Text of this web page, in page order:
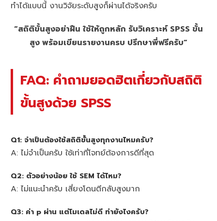
ทำได้แบบนี้ งานวิจัยระดับสูงก็ผ่านได้จริงครับ
“สถิติขั้นสูงอย่าฝืน ใช้ให้ถูกหลัก รับวิเคราะห์ SPSS ขั้น
สูง พร้อมเขียนรายงานครบ ปรึกษาพี่ฟรีครับ”
FAQ: คำถามยอดฮิตเกี่ยวกับสถิติ
ขั้นสูงด้วย SPSS
Q1: จำเป็นต้องใช้สถิติขั้นสูงทุกงานไหมครับ?
A: ไม่จำเป็นครับ ใช้เท่าที่โจทย์ต้องการดีที่สุด
Q2: ตัวอย่างน้อย ใช้ SEM ได้ไหม?
A: ไม่แนะนำครับ เสี่ยงโดนตีกลับสูงมาก
Q3: ค่า p ผ่าน แต่โมเดลไม่ดี ทำยังไงครับ?